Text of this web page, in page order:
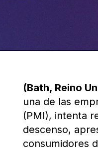
(Bath, Reino
una de las
(PMI), intenta
descenso,
consumidores